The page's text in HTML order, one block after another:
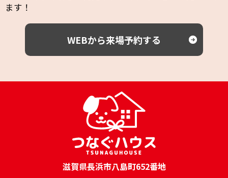
ます！
WEBから来場予約する
滋賀県長浜市八島町652番地